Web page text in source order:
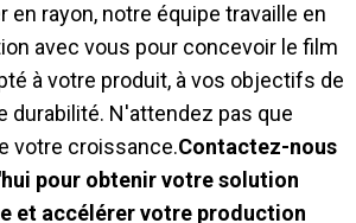
en rayon, notre équipe travaille en
avec vous pour concevoir le film
à votre produit, à vos objectifs de
durabilité. N'attendez pas que
votre croissance.Contactez-nous
pour obtenir votre solution
et accélérer votre production